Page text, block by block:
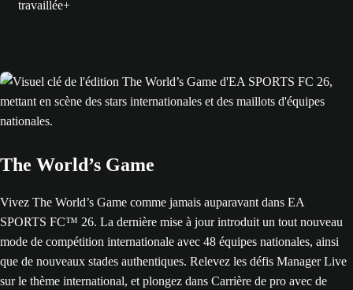
travaillée+
The World’s Game
Vivez The World’s Game comme jamais auparavant dans EA
SPORTS FC™ 26. La dernière mise à jour introduit un tout nouveau
mode de compétition internationale avec 48 équipes nationales, ainsi
que de nouveaux stades authentiques. Relevez les défis Manager Live
sur le thème international, et plongez dans Carrière de pro avec de